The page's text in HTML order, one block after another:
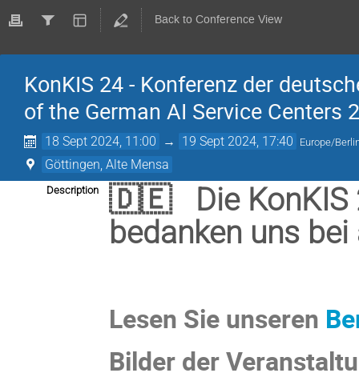
Back to Conference View
KonKIS 24 - Konferenz der
of the German AI Service Centers
18 Sept 2024, 11:00 → 19 Sept 2024, 17:40 Europe/
Göttingen, Alte Mensa
Description
🇩🇪 Die KonKIS
bedanken uns
Lesen Sie unseren
Bilder der